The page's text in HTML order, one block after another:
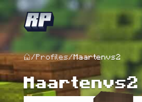
/ Profiles/ Maartenvs2
Maartenvs2